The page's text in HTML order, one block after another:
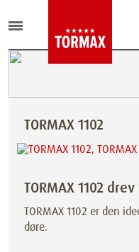
TORMAX 1102
TORMAX 1102
TORMAX 1102 er den
døre.